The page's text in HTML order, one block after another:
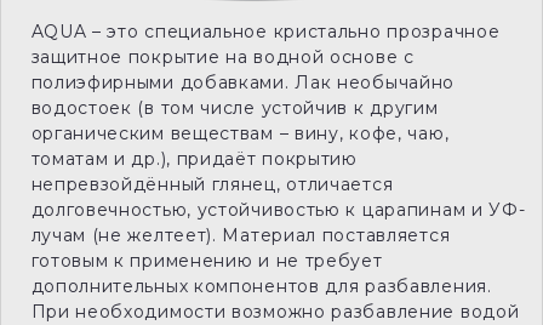
AQUA – это специальное кристально прозрачное
защитное покрытие на водной основе с
полиэфирными добавками. Лак необычайно
водостоек (в том числе устойчив к другим
органическим веществам – вину, кофе, чаю,
томатам и др.), придаёт покрытию
непревзойдённый глянец, отличается
долговечностью, устойчивостью к царапинам и УФ-
лучам (не желтеет). Материал поставляется
готовым к применению и не требует
дополнительных компонентов для разбавления.
При необходимости возможно разбавление водой